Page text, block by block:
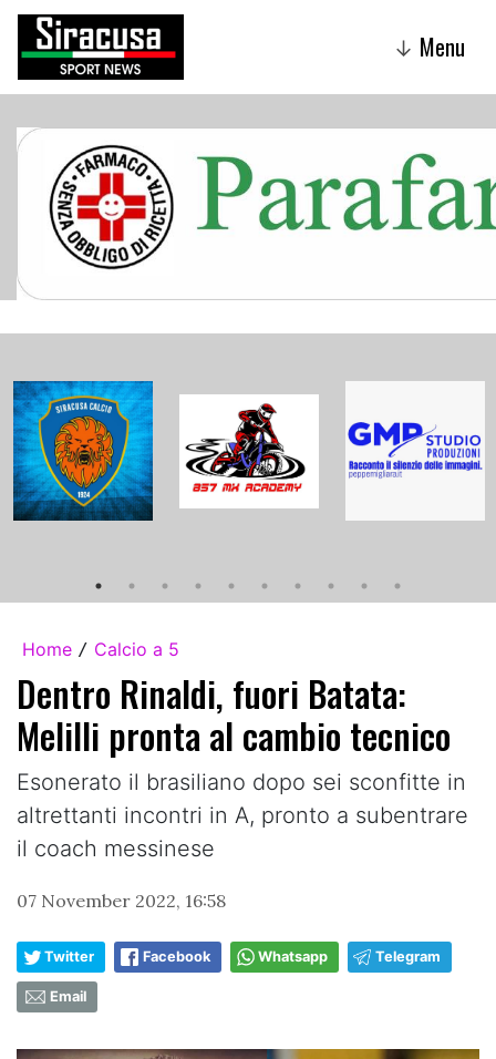
↓ Menu
Home / Calcio a 5
Dentro Rinaldi, fuori Batata:
Melilli pronta al cambio tecnico
Esonerato il brasiliano dopo sei sconfitte in
altrettanti incontri in A, pronto a subentrare
il coach messinese
07 November 2022, 16:58
Twitter Facebook Whatsapp Telegram
Email